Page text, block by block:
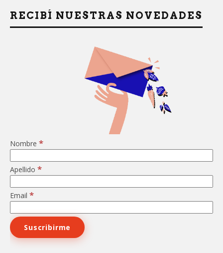
RECIBÍ NUESTRAS NOVEDADES
Nombre *
Apellido *
Email *